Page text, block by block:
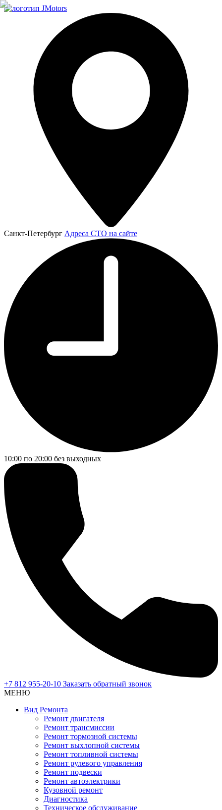
Санкт-Петербург Адреса СТО на сайте
10:00 по 20:00 без выходных
+7 812 955-20-10 Заказать обратный звонок
МЕНЮ
Вид Ремонта
Ремонт двигателя
Ремонт трансмиссии
Ремонт тормозной системы
Ремонт выхлопной системы
Ремонт топливной системы
Ремонт рулевого управления
Ремонт подвески
Ремонт автоэлектрики
Кузовной ремонт
Диагностика
Техническое обслуживание